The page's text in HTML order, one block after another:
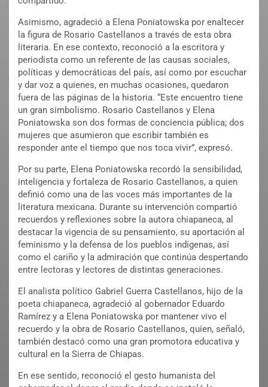
Asimismo, agradeció a Elena Poniatowska por enaltecer
la figura de Rosario Castellanos a través de esta obra
literaria. En ese contexto, reconoció a la escritora y
periodista como un referente de las causas sociales,
políticas y democráticas del país, así como por escuchar
y dar voz a quienes, en muchas ocasiones, quedaron
fuera de las páginas de la historia. “Este encuentro tiene
un gran simbolismo. Rosario Castellanos y Elena
Poniatowska son dos formas de conciencia pública; dos
mujeres que asumieron que escribir también es
responder ante el tiempo que nos toca vivir”, expresó.
Por su parte, Elena Poniatowska recordó la sensibilidad,
inteligencia y fortaleza de Rosario Castellanos, a quien
definió como una de las voces más importantes de la
literatura mexicana. Durante su intervención compartió
recuerdos y reflexiones sobre la autora chiapaneca, al
destacar la vigencia de su pensamiento, su aportación al
feminismo y la defensa de los pueblos indígenas, así
como el cariño y la admiración que continúa despertando
entre lectoras y lectores de distintas generaciones.
El analista político Gabriel Guerra Castellanos, hijo de la
poeta chiapaneca, agradeció al gobernador Eduardo
Ramírez y a Elena Poniatowska por mantener vivo el
recuerdo y la obra de Rosario Castellanos, quien, señaló,
también destacó como una gran promotora educativa y
cultural en la Sierra de Chiapas.
En ese sentido, reconoció el gesto humanista del